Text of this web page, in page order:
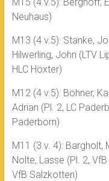
Neuhaus)
M13 (4 v.5): Stanke,
Hilwerling, John (LTV
HLC Höxter)
M12 (4 v.5): Böhner,
Adrian (Pl. 2, LC
Paderborn)
M11 (3 v. 4): Bargholt,
Nolte, Lasse (Pl. 2,
VfB Salzkotten)